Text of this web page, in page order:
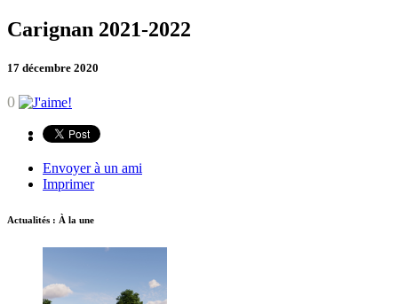
Carignan 2021-2022
17 décembre 2020
0
Envoyer à un ami
Imprimer
Actualités : À la une